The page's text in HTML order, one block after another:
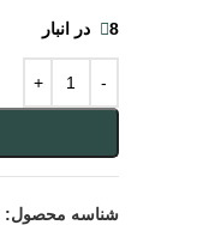
8 در انبار
شناسه محصول: